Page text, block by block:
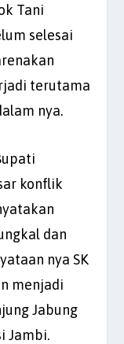
Tani
selesai
terutama
nya.
konflik
dan
nya SK
menjadi
Jabung
Jambi.